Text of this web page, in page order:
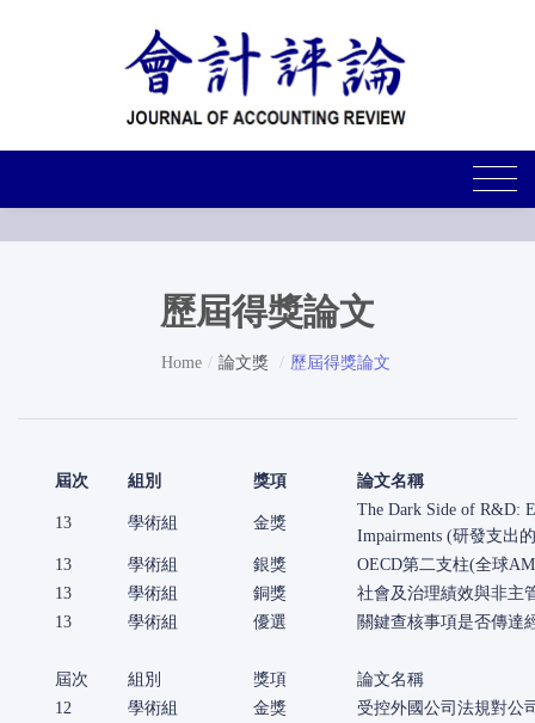
歷屆得獎論文
Home 論文獎 歷屆得獎論文
屆次 組別 獎項 論文名稱
13 學術組 金獎
The Dark Side of R&D:
Impairments (研發支出
13
學術組 銀獎
OECD第二支柱(全球
13
學術組 銅獎
社會及治理績效與非主
13
學術組 優選 關鍵查核事項是否傳達
屆次 組別 獎項
論文名稱
12
學術組 金獎
受控外國公司法規對公